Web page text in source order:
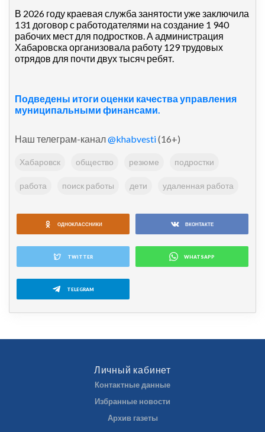
В 2026 году краевая служба занятости уже заключила
131 договор с работодателями на создание 1 940
рабочих мест для подростков. А администрация
Хабаровска организовала работу 129 трудовых
отрядов для почти двух тысяч ребят.
Подведены итоги оценки качества управления
муниципальными финансами.
Наш телеграм-канал@khabvesti(16+)
Хабаровск общество резюме подростки
работа поиск работы дети удаленная работа
ОДНОКЛАССНИКИ ВКОНТАКТЕ
TWITTER WHATSAPP
TELEGRAM
Личный кабинет
Контактные данные
Избранные новости
Архив газеты